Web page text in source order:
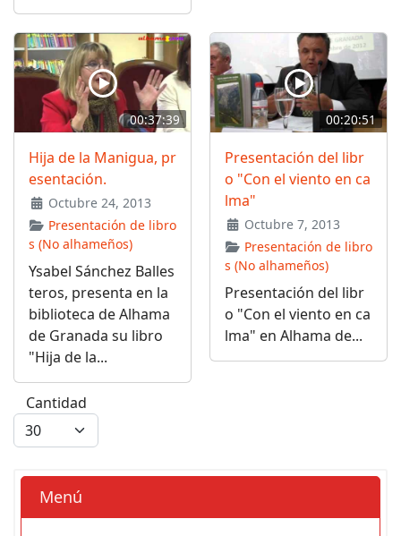
00:37:39
Hija de la Manigua, pr
esentación.
Octubre 24, 2013
Presentación de libro
s (No alhameños)
Ysabel Sánchez Balles
teros, presenta en la
biblioteca de Alhama
de Granada su libro
"Hija de la...
00:20:51
Presentación del libr
o "Con el viento en ca
lma"
Octubre 7, 2013
Presentación de libro
s (No alhameños)
Presentación del libr
o "Con el viento en ca
lma" en Alhama de...
Cantidad
Menú